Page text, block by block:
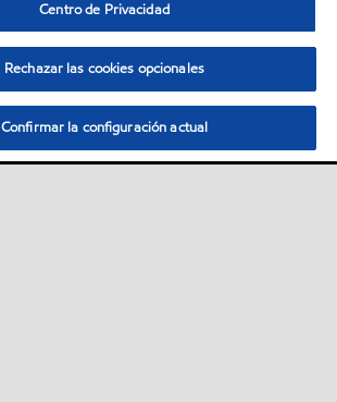
Centro de Privacidad
Rechazar las cookies opcionales
Confirmar la configuración actual